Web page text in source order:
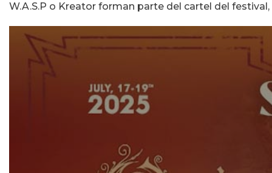
W.A.S.P o Kreator forman parte del cartel del